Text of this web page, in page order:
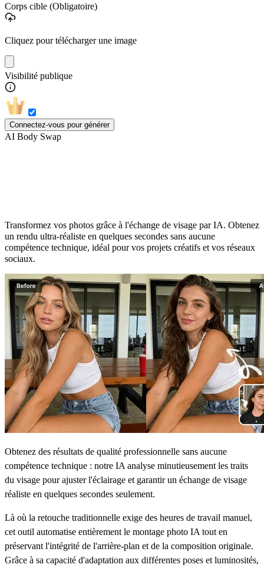
Corps cible (Obligatoire)
Cliquez pour télécharger une image
Visibilité publique
Connectez-vous pour générer
AI Body Swap
Transformez vos photos grâce à l'échange de visage par IA. Obtenez
un rendu ultra-réaliste en quelques secondes sans aucune
compétence technique, idéal pour vos projets créatifs et vos réseaux
sociaux.
Obtenez des résultats de qualité professionnelle sans aucune
compétence technique : notre IA analyse minutieusement les traits
du visage pour ajuster l'éclairage et garantir un échange de visage
réaliste en quelques secondes seulement.
Là où la retouche traditionnelle exige des heures de travail manuel,
cet outil automatise entièrement le montage photo IA tout en
préservant l'intégrité de l'arrière-plan et de la composition originale.
Grâce à sa capacité d'adaptation aux différentes poses et luminosités,